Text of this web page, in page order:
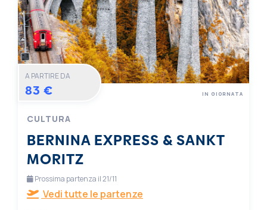
A PARTIRE DA
83 €
CULTURA
BERNINA EXPRESS & SANKT
MORITZ
IN GIORNATA
Prossima partenza il 21/11
Vedi tutte le partenze